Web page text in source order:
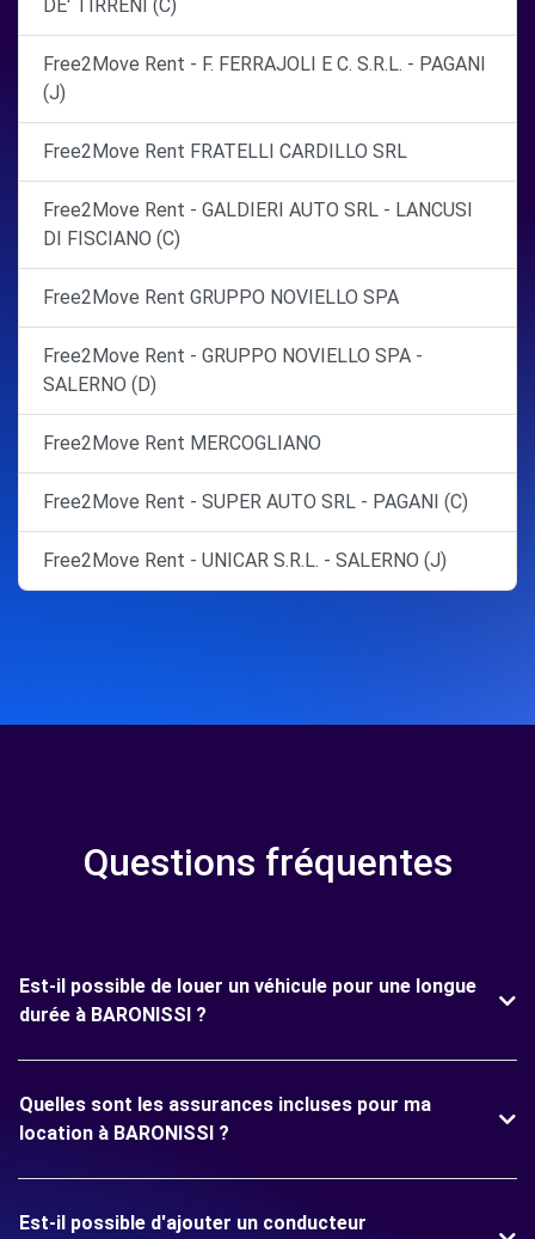
DE' TIRRENI (C)
Free2Move Rent - F. FERRAJOLI E C. S.R.L. - PAGANI
(J)
Free2Move Rent FRATELLI CARDILLO SRL
Free2Move Rent - GALDIERI AUTO SRL - LANCUSI
DI FISCIANO (C)
Free2Move Rent GRUPPO NOVIELLO SPA
Free2Move Rent - GRUPPO NOVIELLO SPA -
SALERNO (D)
Free2Move Rent MERCOGLIANO
Free2Move Rent - SUPER AUTO SRL - PAGANI (C)
Free2Move Rent - UNICAR S.R.L. - SALERNO (J)
Questions fréquentes
Est-il possible de louer un véhicule pour une longue
durée à BARONISSI ?
Quelles sont les assurances incluses pour ma
location à BARONISSI ?
Est-il possible d'ajouter un conducteur